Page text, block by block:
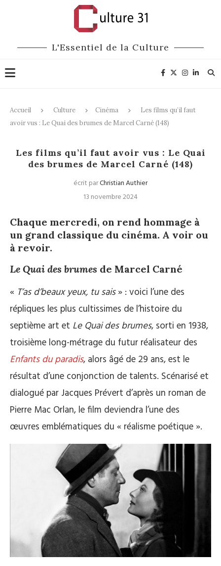
L'Essentiel de la Culture
Accueil Culture Cinéma
Les films qu’il faut
avoir vus : Le Quai des brumes de Marcel Carné (148)
Les films qu’il faut avoir vus : Le Quai
des brumes de Marcel Carné (148)
écrit parChristian Authier
13 novembre 2024
Chaque mercredi, on rend hommage à
un grand classique du cinéma. A voir ou
à revoir.
Le Quai des brumes de Marcel Carné
« T’as d’beaux yeux, tu sais» : voici l’une des
répliques les plus cultissimes de l’histoire du
septième art et Le Quai des brumes, sorti en 1938,
troisième long-métrage du futur réalisateur des
Enfants du paradis, alors âgé de 29 ans, est le
résultat d’une conjonction de talents. Scénarisé et
dialogué par Jacques Prévert d’après un roman de
Pierre Mac Orlan, le film deviendra l’une des
œuvres emblématiques du « réalisme poétique ».